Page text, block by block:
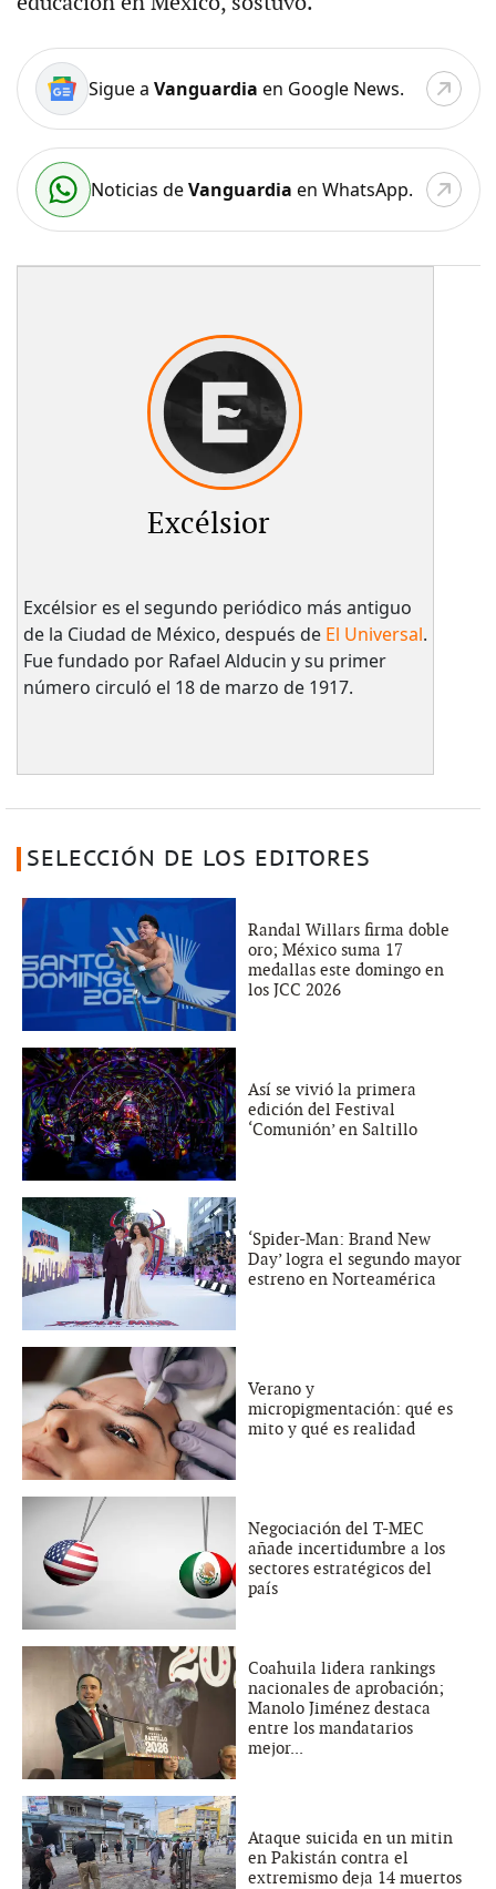
Sigue a Vanguardia en Google News.
Noticias deVanguardia en WhatsApp.
Excélsior
Excélsior es el segundo periódico más antiguo
de la Ciudad de México, después de El Universal.
Fue fundado por Rafael Alducin y su primer
número circuló el 18 de marzo de 1917.
SELECCIÓN DE LOS EDITORES
Randal Willars firma doble
oro; México suma 17
medallas este domingo en
los JCC 2026
Así se vivió la primera
edición del Festival
‘Comunión’ en Saltillo
‘Spider-Man: Brand New
Day’ logra el segundo mayor
estreno en Norteamérica
Verano y
micropigmentación: qué es
mito y qué es realidad
Negociación del T-MEC
añade incertidumbre a los
sectores estratégicos del
país
Coahuila lidera rankings
nacionales de aprobación;
Manolo Jiménez destaca
entre los mandatarios
mejor...
Ataque suicida en un mitin
en Pakistán contra el
extremismo deja 14 muertos